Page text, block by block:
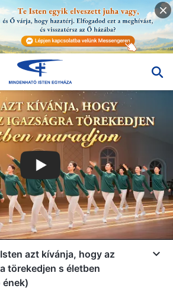
azt kívánja, hogy az
törekedjen s életben
ének)